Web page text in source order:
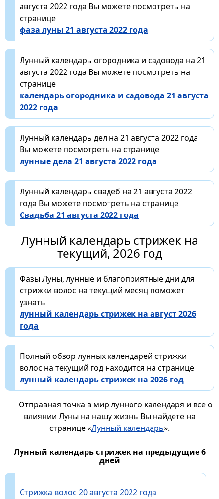
августа 2022 года Вы можете посмотреть на
странице
фаза луны 21 августа 2022 года
Лунный календарь огородника и садовода на 21
августа 2022 года Вы можете посмотреть на
странице
календарь огородника и садовода 21 августа
2022 года
Лунный календарь дел на 21 августа 2022 года
Вы можете посмотреть на странице
лунные дела 21 августа 2022 года
Лунный календарь свадеб на 21 августа 2022
года Вы можете посмотреть на странице
Свадьба 21 августа 2022 года
Лунный календарь стрижек на
текущий, 2026 год
Фазы Луны, лунные и благоприятные дни для
стрижки волос на текущий месяц поможет
узнать
лунный календарь стрижек на август 2026
года
Полный обзор лунных календарей стрижки
волос на текущий год находится на странице
лунный календарь стрижек на 2026 год
Отправная точка в мир лунного календаря и все о
влиянии Луны на нашу жизнь Вы найдете на
странице «Лунный календарь».
Лунный календарь стрижек на предыдущие 6
дней
Стрижка волос 20 августа 2022 года